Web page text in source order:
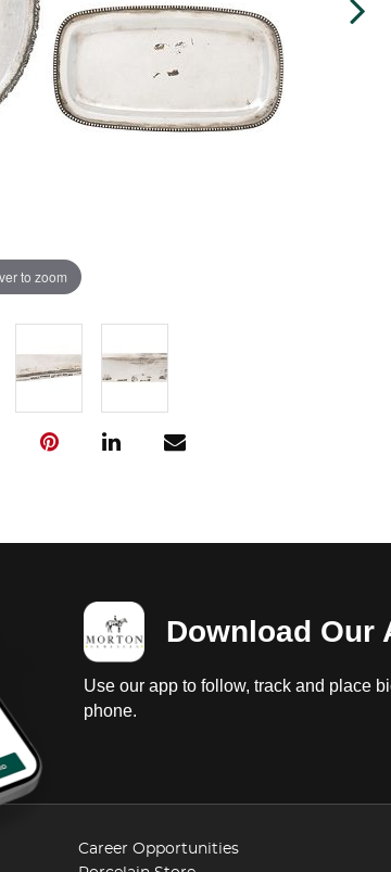
to zoom
Download Our
Use our app to follow, track and place
phone.
Career Opportunities